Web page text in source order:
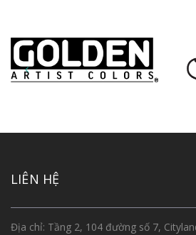
LIÊN HỆ
Địa chỉ: Tầng 2, 104 đường số 7,